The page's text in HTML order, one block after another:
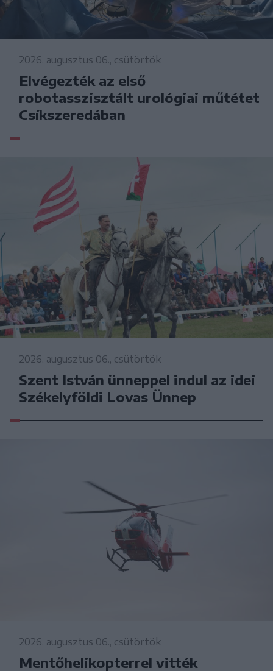
2026. augusztus 06., csütörtök
Elvégezték az első
robotasszisztált urológiai műtétet
Csíkszeredában
2026. augusztus 06., csütörtök
Szent István ünneppel indul az idei
Székelyföldi Lovas Ünnep
2026. augusztus 06., csütörtök
Mentőhelikopterrel vitték